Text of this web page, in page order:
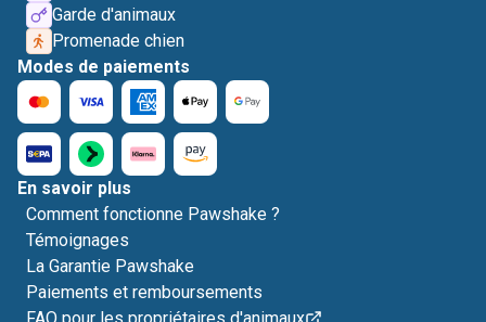
Garde d'animaux
Promenade chien
Modes de paiements
En savoir plus
Comment fonctionne Pawshake ?
Témoignages
La Garantie Pawshake
Paiements et remboursements